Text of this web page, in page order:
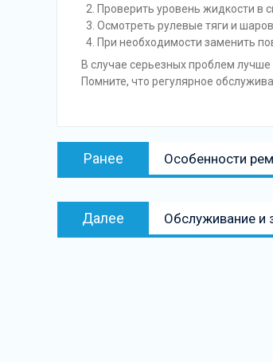
Проверить уровень жидкости в
Осмотреть рулевые тяги и
При необходимости заменить
В случае серьезных проблем
Помните, что регулярное
Навигация
Ранее
Предыдущая
Особенности
Далее
Следующая
запись
Обслуживание и